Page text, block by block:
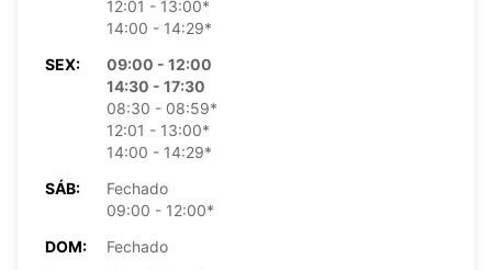
12:01 - 13:00*
14:00 - 14:29*
SEX:
09:00 - 12:00
14:30 - 17:30
08:30 - 08:59*
12:01 - 13:00*
14:00 - 14:29*
SÁB:
Fechado
09:00 - 12:00*
DOM:
Fechado